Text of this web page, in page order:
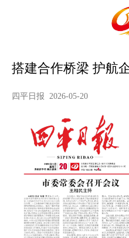
搭建合作桥梁 护航
四平日报 2026-05-20